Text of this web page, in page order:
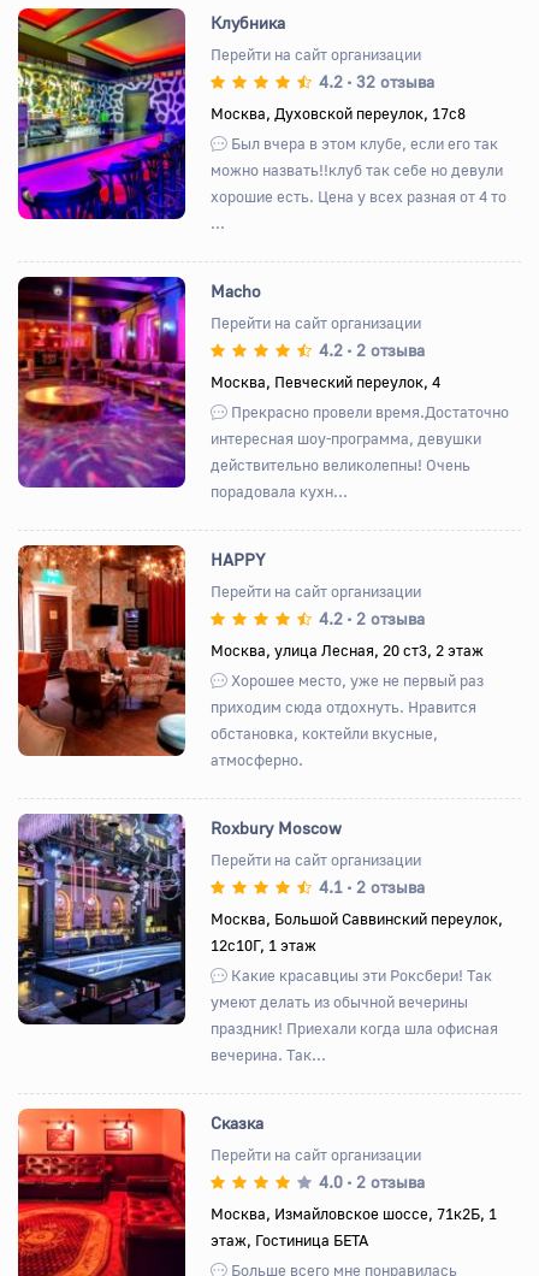
Назад Вперед
Клубника
Перейти на сайт организации
4.2 • 32 отзыва
Москва, Духовской переулок, 17с8
Был вчера в этом клубе, если его так
можно назвать!!клуб так себе но девули
хорошие есть. Цена у всех разная от 4 то
...
Назад Вперед
Macho
Перейти на сайт организации
4.2 • 2 отзыва
Москва, Певческий переулок, 4
Прекрасно провели время.Достаточно
интересная шоу-программа, девушки
действительно великолепны! Очень
порадовала кухн...
Назад Вперед
HAPPY
Перейти на сайт организации
4.2 • 2 отзыва
Москва, улица Лесная, 20 ст3, 2 этаж
Хорошее место, уже не первый раз
приходим сюда отдохнуть. Нравится
обстановка, коктейли вкусные,
атмосферно.
Назад Вперед
Roxbury Moscow
Перейти на сайт организации
4.1 • 2 отзыва
Москва, Большой Саввинский переулок,
12с10Г, 1 этаж
Какие красавциы эти Роксбери! Так
умеют делать из обычной вечерины
праздник! Приехали когда шла офисная
вечерина. Так...
Назад Вперед
Сказка
Перейти на сайт организации
4.0 • 2 отзыва
Москва, Измайловское шоссе, 71к2Б, 1
этаж, Гостиница БЕТА
Больше всего мне понравилась